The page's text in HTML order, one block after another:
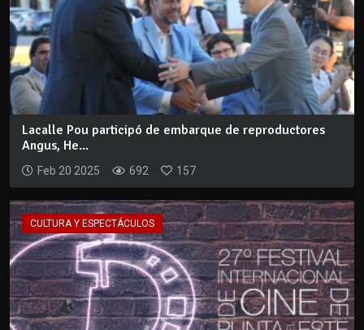
Lacalle Pou participó de embarque de reproductores
Angus, He...
Feb 20 2025 692 157
CULTURA Y ESPECTÁCULOS